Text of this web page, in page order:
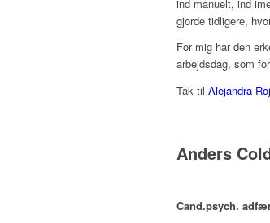
ind manuelt, ind
gjorde tidligere,
For mig har den
arbejdsdag, som
Tak til Alejandra
Anders
Cand.psych.